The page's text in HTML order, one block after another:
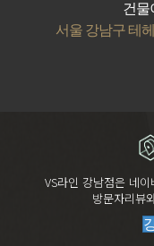
건물
서울 강남구 테
VS라인 강남점은 네
방문자리뷰